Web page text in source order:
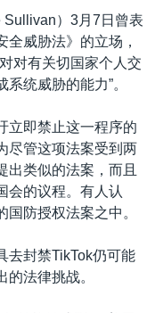
Sullivan）3月7日曾表
威胁法》的立场，
对有关切国家个人交
统威胁的能力”。
立即禁止这一程序的
尽管这项法案受到两
出类似的法案，而且
会的议程。有人认
防授权法案之中。
去封禁TikTok仍可能
法律挑战。